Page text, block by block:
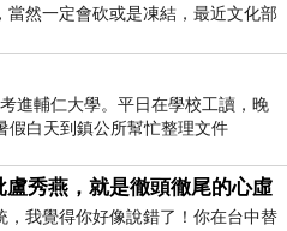
當然一定會砍或是凍結，最近文化部
Taiwan plus預算，在110年
進輔仁大學。平日在學校工讀，晚
假白天到鎮公所幫忙整理文件
盧秀燕，就是徹頭徹尾的心虛
，我覺得你好像說錯了！你在台中替